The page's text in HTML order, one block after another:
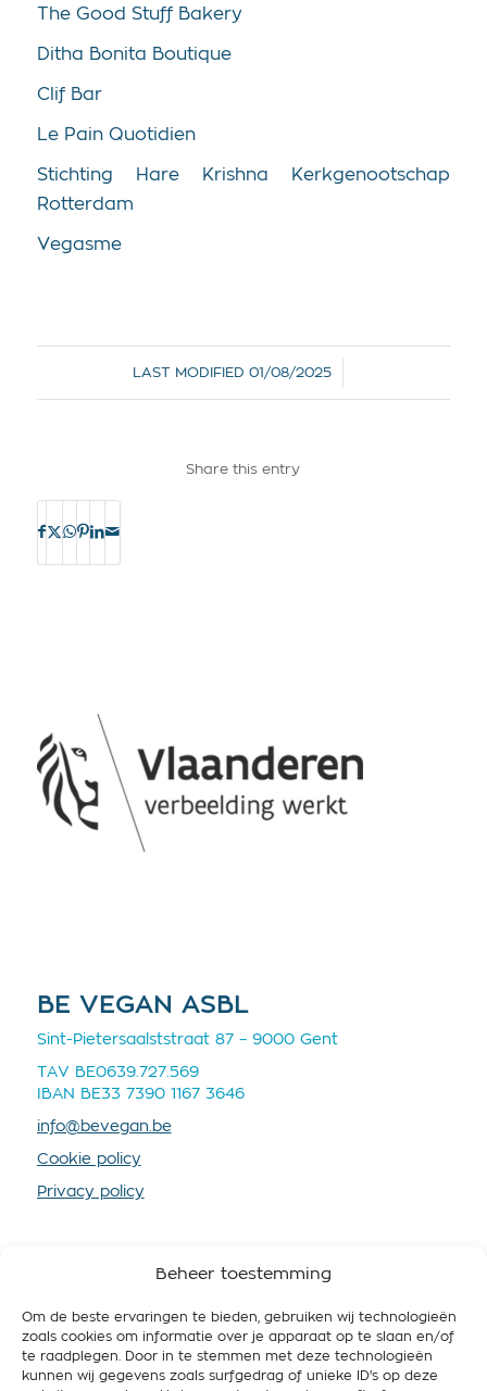
Beheer toestemming
Om de beste ervaringen te bieden, gebruiken wij technologieën
zoals cookies om informatie over je apparaat op te slaan en/of
te raadplegen. Door in te stemmen met deze technologieën
kunnen wij gegevens zoals surfgedrag of unieke ID's op deze
The Good Stuff Bakery
Ditha Bonita Boutique
Clif Bar
Le Pain Quotidien
Stichting Hare Krishna
Kerkgenootschap
Rotterdam
Vegasme
LAST MODIFIED 01/08/2025
/
Share this entry
BE VEGAN ASBL
Sint-Pietersaalststraat 87 – 9000 Gent
TAV BE0639.727.569
IBAN BE33 7390 1167 3646
info@bevegan.be
Cookie policy
Privacy policy
SOUTENEZ-NOUS
En devenant membre vous nous fournissez plus de